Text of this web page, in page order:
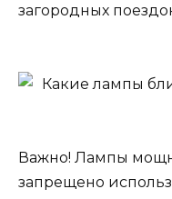
загородных
Важно! Лампы
запрещено